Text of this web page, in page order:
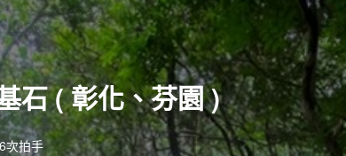
石 ( 彰化、芬園 )
6次拍手